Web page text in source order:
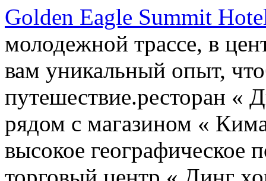
Golden Eagle Summit
молодежной трассе, в
вам уникальный опыт,
путешествие.ресторан «
рядом с магазином «
высокое географическое